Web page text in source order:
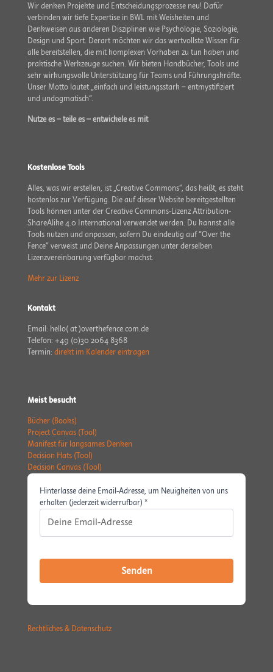
Wir denken Projekte und Entscheidungs­prozesse neu! Dafür
verbinden wir tiefe Expertise in BWL mit Weisheiten und
Denkweisen aus anderen Disziplinen wie Psychologie, Soziologie,
Design und Sport. Derart möchten wir das wertvollste Wissen für
alle bereitstellen, die mit komplexen Vorhaben zu tun haben und
praktische Werkzeuge suchen. Wir bieten Handbücher, Tools und
sehr wirkungsvolle Unterstützung für Teams und Führungskräfte.
Unser Motto lautet „einfach und leistungsstark – entmystifiziert
und undogmatisch“.
Nutze es – teile es – entwickele es mit
Kostenlose Tools
Alles, was wir erstellen, ist „Creative Commons”, das heißt, es steht
kostenlos zur Verfügung. Die auf dieser Website bereit­gestellten
Tools können unter der Creative Commons-Lizenz Attribution-
ShareAlike 4.0 International verwendet werden. Du kannst alle
Tools nutzen und anpassen, sofern Du eindeutig auf “Over the
Fence” verweist und Deine Anpassungen unter derselben
Lizenzvereinbarung verfügbar machst.
Mehr zur Lizenz
Kontakt
Email: hello( at )overthefence.com.de
Telefon: +49 (0)30 2064 8368
Termin: direkt im Kalender eintragen
Meist besucht
Bücher (Books)
Project Canvas (Tool)
Manifest für langsames Denken
Decision Hats (Tool)
Decision Canvas (Tool)
Hinterlasse deine Email-Adresse, um Neuigkeiten von uns
erhalten (jederzeit widerrufbar) *
Rechtliches & Datenschutz